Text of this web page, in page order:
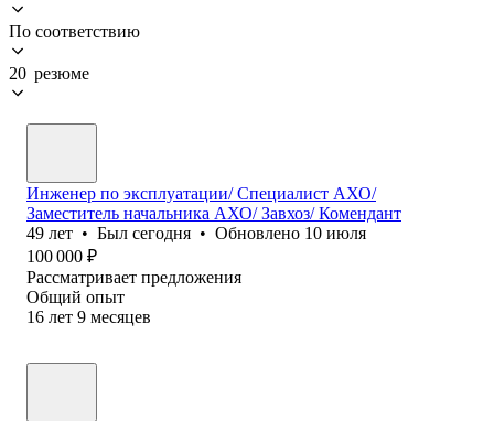
По соответствию
20 резюме
Инженер по эксплуатации/ Специалист АХО/
Заместитель начальника АХО/ Завхоз/ Комендант
49 лет • Был сегодня • Обновлено 10 июля
100 000 ₽
Рассматривает предложения
Общий опыт
16 лет 9 месяцев